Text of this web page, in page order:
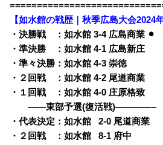
【如水館の戦歴｜秋季広島大会2024年
・決勝戦 ：如水館 3-4 広島商業 ⚫︎
・準決勝 ：如水館 4-1 広島新庄
・準々決勝：如水館 4-3 崇徳
・２回戦 ：如水館 4-2 尾道商業
・１回戦 ：如水館 4-0 庄原格致
・・——東部予選(復活戦)————–
・代表決定：如水館
02-0 尾道商業
・２回戦 ：如水館
08-1 府中